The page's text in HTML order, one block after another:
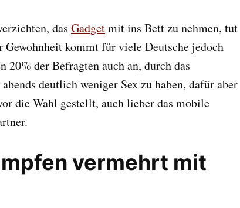
das Gadgetmit ins Bett zu nehmen, tut
Gewohnheit kommt für viele Deutsche jedoch
der Befragten auch an, durch das
deutlich weniger Sex zu haben, dafür aber
die Wahl gestellt, auch lieber das mobile
vermehrt mit